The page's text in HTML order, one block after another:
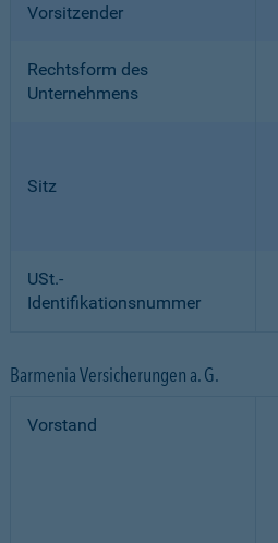
Vorsitzender
Rechtsform des
Unternehmens
Sitz
USt.-
Identifikationsnummer
Barmenia Versicherungen a. G.
Vorstand